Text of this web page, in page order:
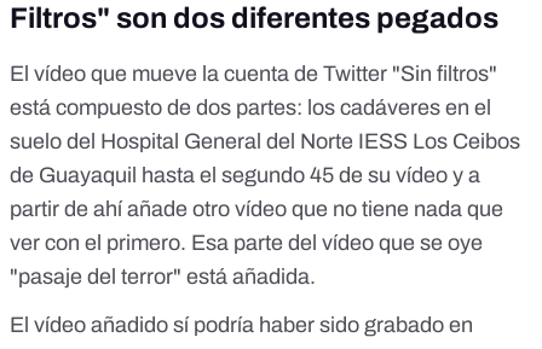
Filtros" son dos diferentes pegados
El vídeo que mueve la cuenta de Twitter "Sin filtros"
está compuesto de dos partes: los cadáveres en el
suelo del Hospital General del Norte IESS Los Ceibos
de Guayaquil hasta el segundo 45 de su vídeo y a
partir de ahí añade otro vídeo que no tiene nada que
ver con el primero. Esa parte del vídeo que se oye
"pasaje del terror" está añadida.
El vídeo añadido sí podría haber sido grabado en